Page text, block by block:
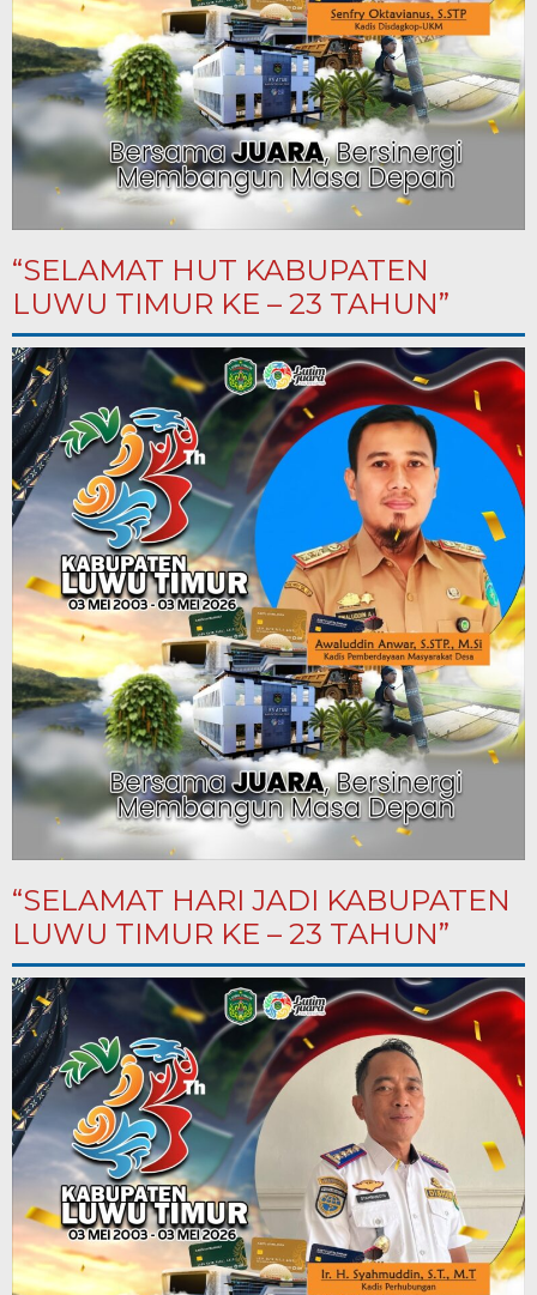
“SELAMAT HUT KABUPATEN
LUWU TIMUR KE – 23 TAHUN”
“SELAMAT HARI JADI KABUPATEN
LUWU TIMUR KE – 23 TAHUN”